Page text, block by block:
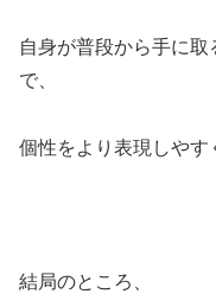
自身が普段から手に
で、
個性をより表現しやす
結局のところ、